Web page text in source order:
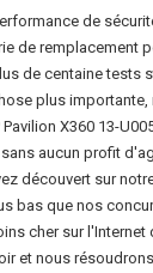
de
de remplacement
de centaine tests
plus importante,
X360 13-
aucun profit
découvert sur
bas que nos
cher sur l'Internet
et nous